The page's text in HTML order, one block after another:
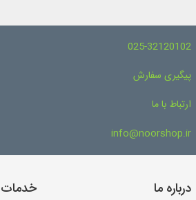
025-32120102
پیگیری سفارش
ارتباط با ما
info@noorshop.ir
درباره ما